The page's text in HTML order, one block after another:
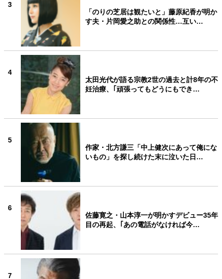
3
「のりの芝居は観たいと」藤原紀香が明か
す夫・片岡愛之助との関係性…互い…
4
太田光代が語る宗教2世の過去と計8年の不
妊治療、｢頑張ってもどうにもでき…
5
作家・北方謙三「中上健次にあって俺にな
いもの」を探し続けた末に泣いた日…
6
佐藤寛之・山本淳一が明かすデビュー35年
目の再起、｢あの電話がなければ今…
7